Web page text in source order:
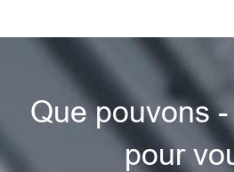
Que pouvons
pour